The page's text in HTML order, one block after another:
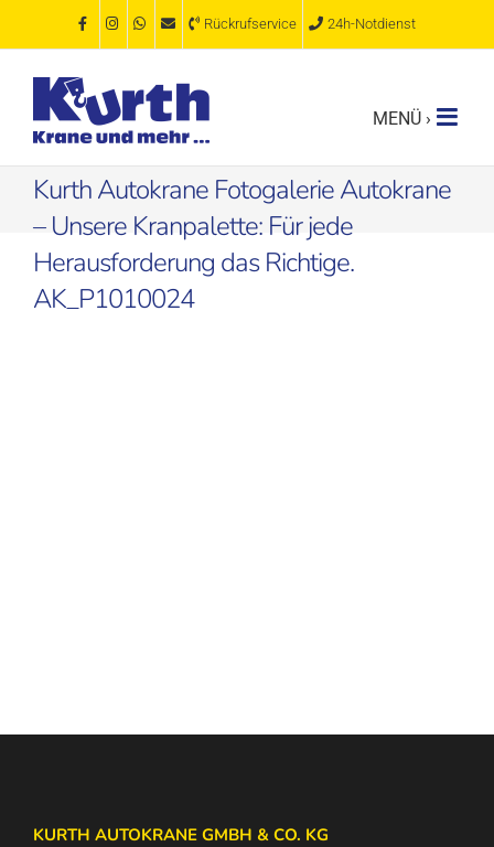
Rückrufservice 24h-Notdienst
Kurth Autokrane Fotogalerie Autokrane
– Unsere Kranpalette: Für jede
Herausforderung das Richtige.
AK_P1010024
KURTH AUTOKRANE GMBH & CO. KG